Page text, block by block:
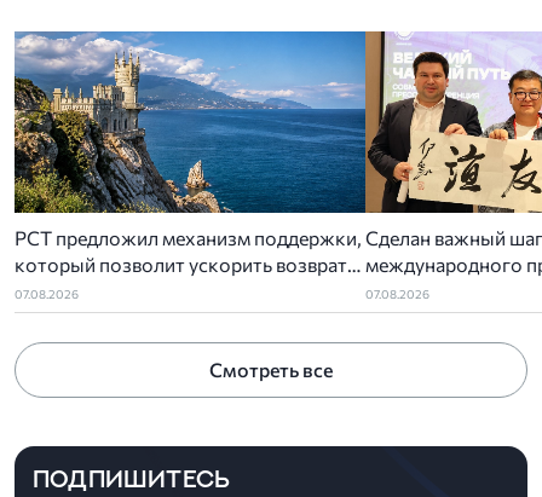
РСТ предложил механизм поддержки,
который позволит ускорить возврат
денег туристам за отмененный отдых в
Крыму
07.08.2026
Сделан важный
международного
чайный путь»
07.08.2026
Смотреть все
ПОДПИШИТЕСЬ